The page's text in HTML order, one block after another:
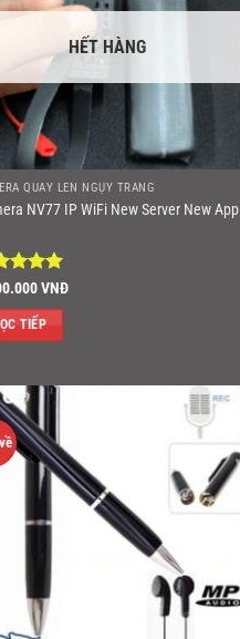
HẾT HÀNG
QUAY LÉN NGỤY TRANG
NV77 IP WiFi New Server New App
xếpVNĐ
TIẾP